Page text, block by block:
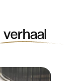
verhaal